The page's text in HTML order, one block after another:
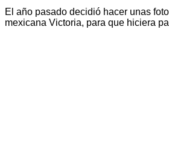
El año pasado decidió hacer unas
mexicana Victoria, para que hiciera